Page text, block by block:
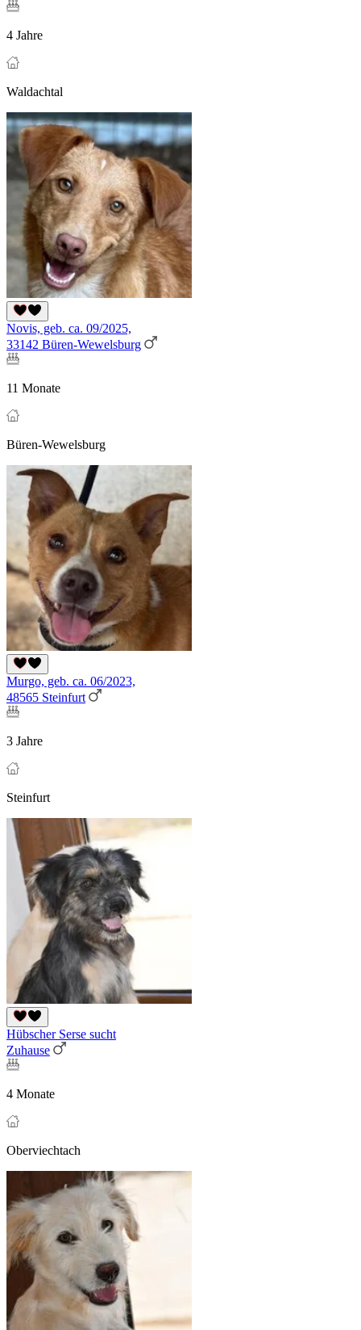
4 Jahre
Waldachtal
Novis, geb. ca. 09/2025,
33142 Büren-Wewelsburg
11 Monate
Büren-Wewelsburg
Murgo, geb. ca. 06/2023,
48565 Steinfurt
3 Jahre
Steinfurt
Hübscher Serse sucht
Zuhause
4 Monate
Oberviechtach